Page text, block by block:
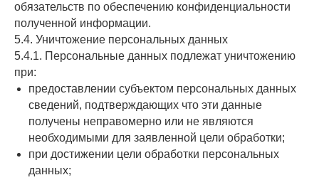
обязательств по обеспечению конфиденциальности
полученной информации.
5.4. Уничтожение персональных данных
5.4.1. Персональные данных подлежат уничтожению
при:
предоставлении субъектом персональных данных
сведений, подтверждающих что эти данные
получены неправомерно или не являются
необходимыми для заявленной цели обработки;
при достижении цели обработки персональных
данных;